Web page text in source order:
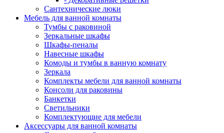
Сантехнические люки
Мебель для ванной комнаты
Тумбы с раковиной
Зеркальные шкафы
Шкафы-пеналы
Навесные шкафы
Комоды и тумбы в ванную комнату
Зеркала
Комплекты мебели для ванной комнаты
Консоли для раковины
Банкетки
Светильники
Комплектующие для мебели
Аксессуары для ванной комнаты